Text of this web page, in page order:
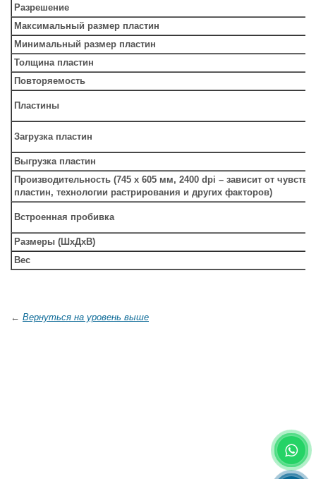
Разрешение
Максимальный размер пластин
Минимальный размер пластин
Толщина пластин
Повторяемость
Пластины
Загрузка пластин
Выгрузка пластин
Производительность (745 х 605 мм, 2400 dpi – зависит от
пластин, технологии растрирования и других факторов)
Встроенная пробивка
Размеры (ШхДхВ)
Вес
← Вернуться на уровень выше